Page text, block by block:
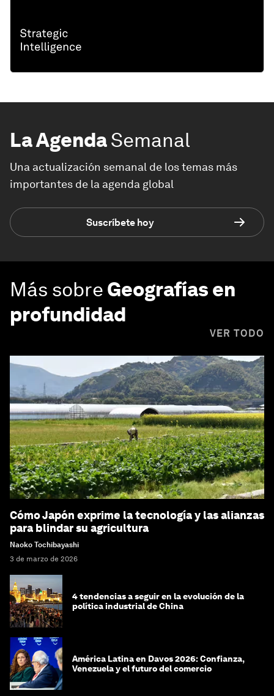
La AgendaSemanal
Una actualización semanal de los temas más
importantes de la agenda global
Suscríbete hoy
Más sobre Geografías en
profundidad
VER TODO
Cómo Japón exprime la tecnología y las alianzas
para blindar su agricultura
Naoko Tochibayashi
3 de marzo de 2026
4 tendencias a seguir en la evolución de la
política industrial de China
América Latina en Davos 2026: Confianza,
Venezuela y el futuro del comercio